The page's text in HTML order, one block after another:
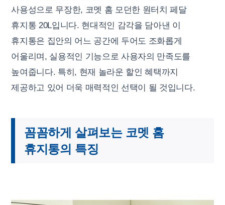
사용성으로 무장한, 코멧 홈 모던한 원터치 페달
휴지통 20L입니다. 현대적인 감각을 담아낸 이
휴지통은 집안의 어느 공간에 두어도 조화롭게
어울리며, 실용적인 기능으로 사용자의 만족도를
높여줍니다. 특히, 현재 놀라운 할인 혜택까지
제공하고 있어 더욱 매력적인 선택이 될 것입니다.
꼼꼼하게 살펴보는 코멧 홈
휴지통의 특징